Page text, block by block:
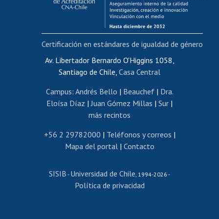
Funcionarias/os
Cursos internos de capacitación
Bienestar del personal
Portal de movilidad interna
Certificado de renta
Certificado de renta honorarios
Editar páginas blancas
Extranjeras/os
Revalidación y reconocimiento de títulos
Postulación al Programa de Movilidad Estudiantil
Cursos de español
Av. Libertador Bernardo O'Higgins 1058,
Santiago de Chile, Casa Central
Campus: Andrés Bello | Beauchef| Dra.
Eloísa Díaz |Juan Gómez Millas | Sur |
más recintos
+56 2 29782000 | Teléfonos y correos |
Mapa del portal| Contacto
SISIB - Universidad de Chile, 1994-2026 -
Política de privacidad
Certificación en estándares de igualdad de género